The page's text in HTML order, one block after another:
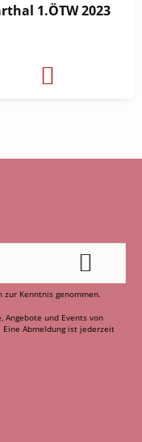
1.ÖTW 2023
zur Kenntnis genommen.
Angebote und Events von
Abmeldung ist jederzeit